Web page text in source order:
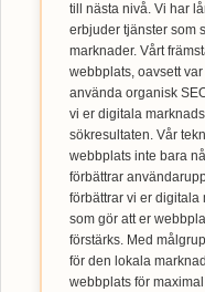
till nästa nivå. Vi har
erbjuder tjänster som
marknader. Vårt
webbplats, oavsett
använda organisk
vi er digitala
sökresultaten. Vår
webbplats inte bara
förbättrar
förbättrar vi er digitala
som gör att er
förstärks. Med
för den lokala
webbplats för